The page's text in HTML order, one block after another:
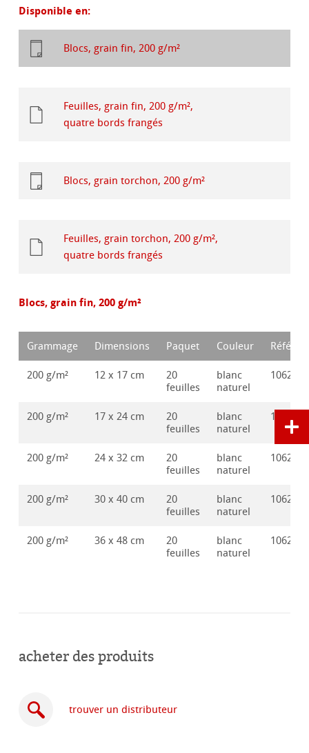
Disponible en:
Blocs, grain fin, 200 g/m²
Feuilles, grain fin, 200 g/m²,
quatre bords frangés
Blocs, grain torchon, 200 g/m²
Feuilles, grain torchon, 200 g/m²,
quatre bords frangés
Blocs, grain fin, 200 g/m²
Grammage Dimensions Paquet Couleur
200 g/m² 12 x 17 cm
20
feuilles
blanc
naturel
200 g/m² 17 x 24 cm
20
feuilles
blanc
naturel
200 g/m² 24 x 32 cm
20
feuilles
blanc
naturel
200 g/m² 30 x 40 cm
20
feuilles
blanc
naturel
200 g/m² 36 x 48 cm
20
feuilles
blanc
naturel
acheter des produits
trouver un distributeur